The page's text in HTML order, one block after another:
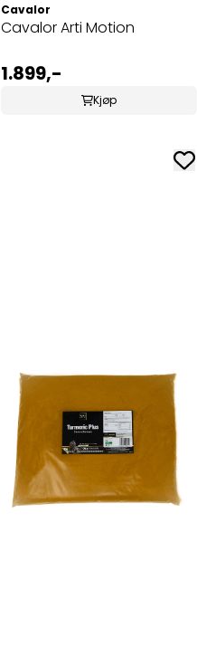
Cavalor
Cavalor Arti Motion
1.899,-
Kjøp